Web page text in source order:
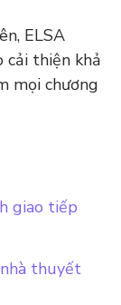
ELSA
cải thiện khả
mọi chương
giao tiếp
thuyết